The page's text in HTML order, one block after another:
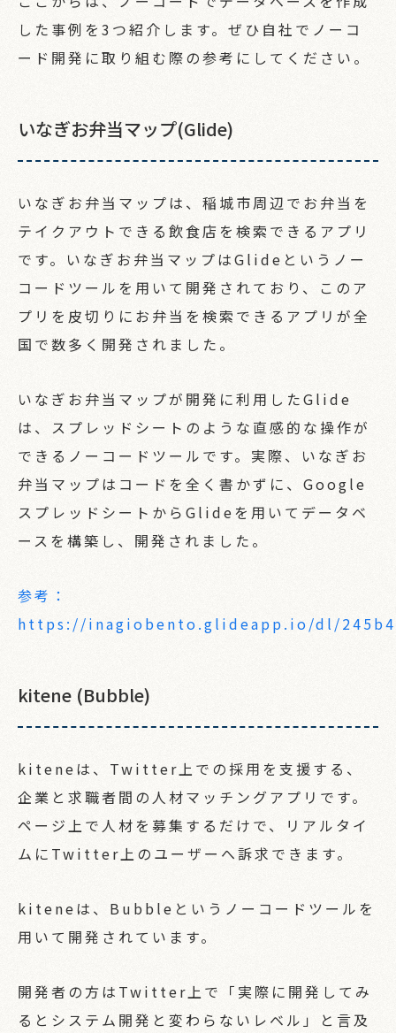
した事例を3つ紹介します。ぜひ自社でノーコ
ード開発に取り組む際の参考にしてください。
いなぎお弁当マップ(Glide)
いなぎお弁当マップは、稲城市周辺でお弁当を
テイクアウトできる飲食店を検索できるアプリ
です。いなぎお弁当マップはGlideというノー
コードツールを用いて開発されており、このア
プリを皮切りにお弁当を検索できるアプリが全
国で数多く開発されました。
いなぎお弁当マップが開発に利用したGlide
は、スプレッドシートのような直感的な操作が
できるノーコードツールです。実際、いなぎお
弁当マップはコードを全く書かずに、Google
スプレッドシートからGlideを用いてデータベ
ースを構築し、開発されました。
参考：
https://inagiobento.glideapp.io/dl/
kitene (Bubble)
kiteneは、Twitter上での採用を支援する、
企業と求職者間の人材マッチングアプリです。
ページ上で人材を募集するだけで、リアルタイ
ムにTwitter上のユーザーへ訴求できます。
kiteneは、Bubbleというノーコードツールを
用いて開発されています。
開発者の方はTwitter上で「実際に開発してみ
るとシステム開発と変わらないレベル」と言及